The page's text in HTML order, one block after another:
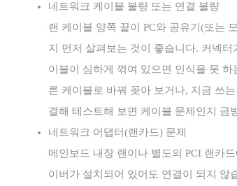
네트워크 케이블 불량 또는 연결 불량
랜 케이블 양쪽 끝이 PC와 공유기(또는
지 먼저 살펴보는 것이 좋습니다. 커넥터
이블이 심하게 꺾여 있으면 인식을 못
른 케이블로 바꿔 꽂아 보거나, 지금 쓰
결해 테스트해 보면 케이블 문제인지 금
네트워크 어댑터(랜카드) 문제
메인보드 내장 랜이나 별도의 PCI 랜카
이버가 설치되어 있어도 연결이 되지 않